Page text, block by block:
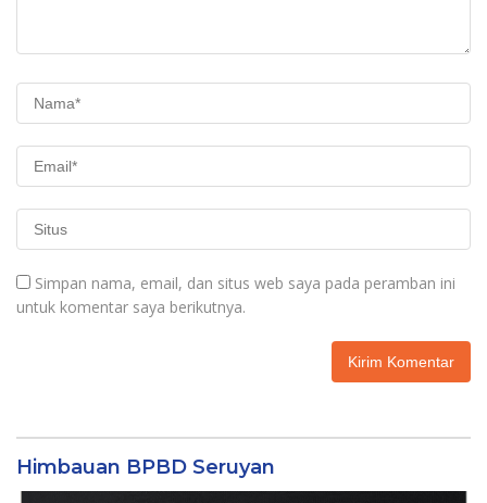
Simpan nama, email, dan situs web saya pada peramban ini
untuk komentar saya berikutnya.
Himbauan BPBD Seruyan